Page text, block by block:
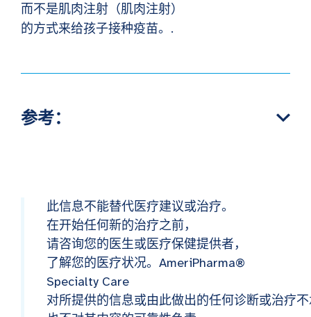
而不是肌肉注射（肌肉注射）
的方式来给孩子接种疫苗。.
参考：
此信息不能替代医疗建议或治疗。
在开始任何新的治疗之前，
请咨询您的医生或医疗保健提供者，
了解您的医疗状况。AmeriPharma®
Specialty Care
对所提供的信息或由此做出的任何诊断或治疗